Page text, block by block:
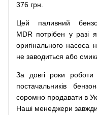
376 грн.
Цей паливний
MDR потрібен у разі
оригінального насоса
не заводиться або
За довгі роки роботи
постачальників
соромно продавати в
Наші менеджери завжди